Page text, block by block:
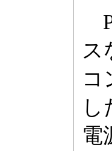
ス
コ
し
電